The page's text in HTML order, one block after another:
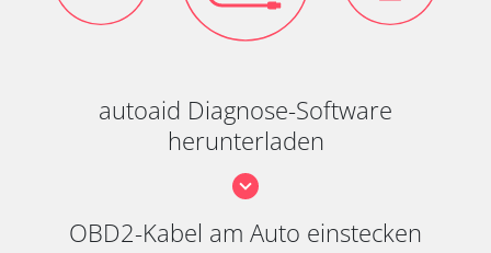
autoaid Diagnose-Software
herunterladen
OBD2-Kabel am Auto einstecken